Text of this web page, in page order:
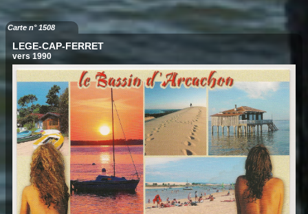
Carte n° 1508
LEGE-CAP-FERRET
vers 1990